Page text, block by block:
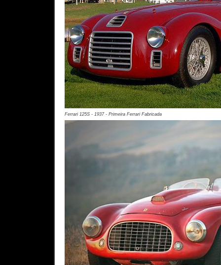
Ferrari 125S - 1937 - Primeira Ferrari Fabricada